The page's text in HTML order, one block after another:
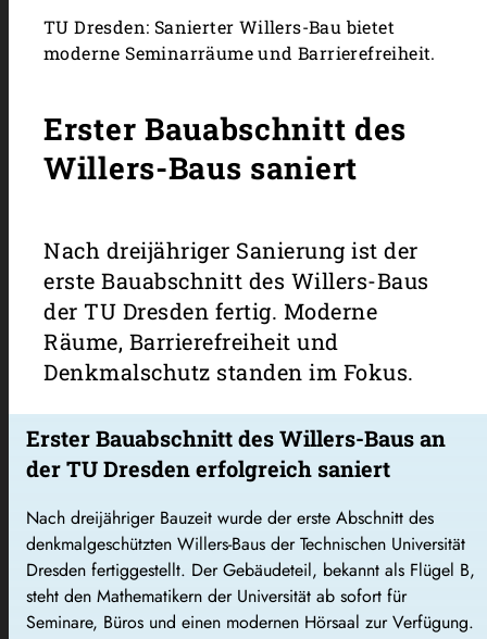
TU Dresden: Sanierter Willers-Bau bietet
moderne Seminarräume und Barrierefreiheit.
Erster Bauabschnitt des
Willers-Baus saniert
Nach dreijähriger Sanierung ist der
erste Bauabschnitt des Willers-Baus
der TU Dresden fertig. Moderne
Räume, Barrierefreiheit und
Denkmalschutz standen im Fokus.
Erster Bauabschnitt des Willers-Baus an
der TU Dresden erfolgreich saniert
Nach dreijähriger Bauzeit wurde der erste Abschnitt des
denkmalgeschützten Willers-Baus der Technischen Universität
Dresden fertiggestellt. Der Gebäudeteil, bekannt als Flügel B,
steht den Mathematikern der Universität ab sofort für
Seminare, Büros und einen modernen Hörsaal zur Verfügung.